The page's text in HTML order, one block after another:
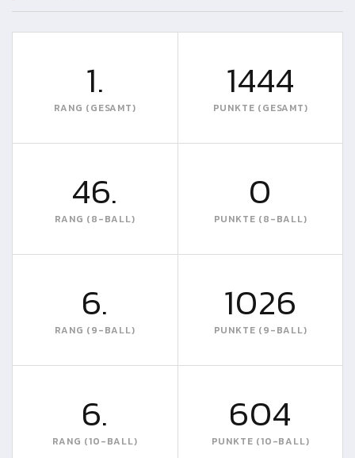
1.
RANG (GESAMT)
1444
PUNKTE (GESAMT)
46.
RANG (8-BALL)
0
PUNKTE (8-BALL)
6.
RANG (9-BALL)
1026
PUNKTE (9-BALL)
6.
RANG (10-BALL)
604
PUNKTE (10-BALL)